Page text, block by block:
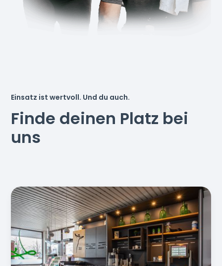
Einsatz ist wertvoll. Und du auch.
Finde deinen Platz bei
uns